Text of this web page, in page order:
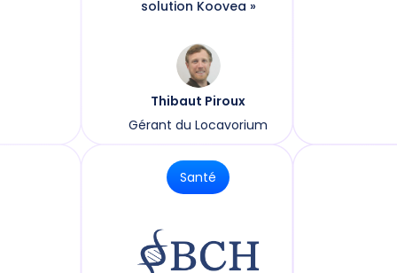
solution Koovea »
Thibaut Piroux
Gérant du Locavorium
Santé